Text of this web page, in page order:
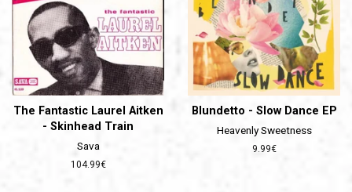
The Fantastic Laurel Aitken
- Skinhead Train
Sava
Prix
104.99€
Blundetto - Slow Dance EP
Heavenly Sweetness
Prix
9.99€